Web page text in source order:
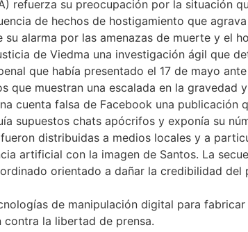
refuerza su preocupación por la situación
de hechos de hostigamiento que
su alarma por las amenazas de muerte y el
de Viedma una investigación ágil que
que había presentado el 17 de mayo
que muestran una escalada en la gravedad
cuenta falsa de Facebook una
supuestos chats apócrifos y exponía su
distribuidas a medios locales y a
artificial con la imagen de Santos. La
orientado a dañar la credibilidad
de manipulación digital para
la libertad de prensa.